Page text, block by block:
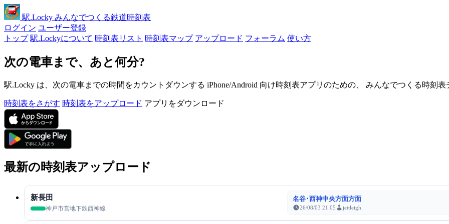
駅.Locky みんなでつくる鉄道時刻表
ログイン ユーザー登録
トップ 駅.Lockyについて 時刻表リスト 時刻表マップ アップロード フォーラム 使い方
次の電車まで、あと何分?
駅.Locky は、次の電車までの時間をカウントダウンする iPhone/Android 向け時刻表アプリのための、 みんなでつくる時刻表
時刻表をさがす 時刻表をアップロード アプリをダウンロード
最新の時刻表アップロード
新長田
神戸市営地下鉄西神線
名谷･西神中央方面方面
26/08/03 21:05 jettleigh